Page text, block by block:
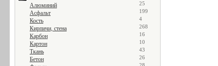
Алюминий 25
Асфальт 199
Кость 4
Кирпичи, стена 268
Карбон 16
Картон 10
Ткань 43
Бетон 26